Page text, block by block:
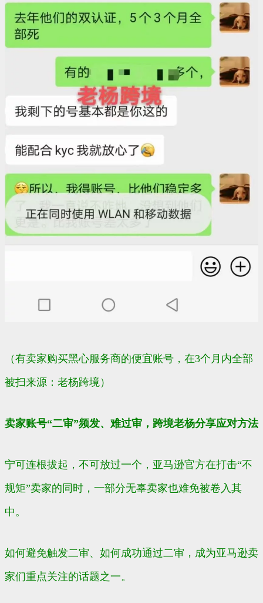
（有卖家购买黑心服务商的便宜账号，在3个月内全部
被扫来源：老杨跨境）
卖家账号“二审”频发、难过审，跨境老杨分享应对方法
宁可连根拔起，不可放过一个，亚马逊官方在打击“不
规矩”卖家的同时，一部分无辜卖家也难免被卷入其
中。
如何避免触发二审、如何成功通过二审，成为亚马逊卖
家们重点关注的话题之一。